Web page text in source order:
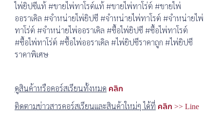
ไพ่ยิปซีแท้ #ขายไพ่ทาโรต์แท้ #ขายไพ่ทาโร่ต์ #ขายไพ่
ออราเคิล #จำหน่ายไพ่ยิปซี #จำหน่ายไพ่ทาโรต์ #จำหน่ายไพ่
ทาโร่ต์ #จำหน่ายไพ่ออราเคิล #ซื้อไพ่ยิปซี #ซื้อไพ่ทาโรต์
#ซื้อไพ่ทาโร่ต์ #ซื้อไพ่ออราเคิล #ไพ่ยิปซีราคาถูก #ไพ่ยิปซี
ราคาพิเศษ
ดูสินค้าหรือคอร์สเรียนทั้งหมด คลิก
ติดตามข่าวสารคอร์สเรียนและสินค้าใหม่ๆ ได้ที่ คลิก >> Line